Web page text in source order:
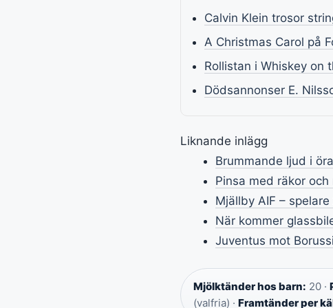
Calvin Klein trosor
A Christmas Carol på
Rollistan i Whiskey on
Dödsannonser E.
Liknande inlägg
Brummande ljud i
Pinsa med räkor
Mjällby AIF –
När kommer
Juventus mot
Mjölktänder hos barn: 20 ·
(valfria) · Framtänder per